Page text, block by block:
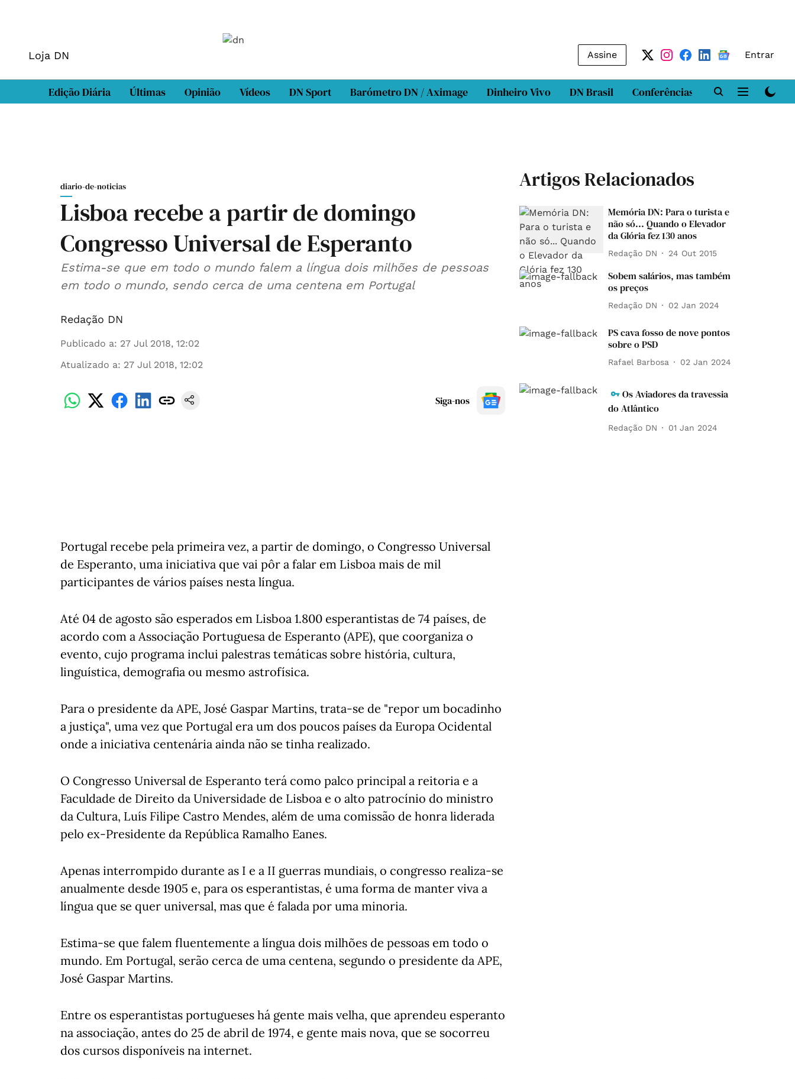
Loja DN Assine Entrar
Edição Diária Últimas Opinião Vídeos DN Sport Barómetro DN / Aximage Dinheiro Vivo DN Brasil Conferências DN LAB
diario-de-noticias
Lisboa recebe a partir de domingo
Congresso Universal de Esperanto
Estima-se que em todo o mundo falem a língua dois milhões de pessoas
em todo o mundo, sendo cerca de uma centena em Portugal
Redação DN
Publicado a: 27 Jul 2018, 12:02
Atualizado a: 27 Jul 2018, 12:02
Siga-nos
Portugal recebe pela primeira vez, a partir de domingo, o Congresso Universal
de Esperanto, uma iniciativa que vai pôr a falar em Lisboa mais de mil
participantes de vários países nesta língua.
Até 04 de agosto são esperados em Lisboa 1.800 esperantistas de 74 países, de
acordo com a Associação Portuguesa de Esperanto (APE), que coorganiza o
evento, cujo programa inclui palestras temáticas sobre história, cultura,
linguística, demografia ou mesmo astrofísica.
Para o presidente da APE, José Gaspar Martins, trata-se de "repor um bocadinho
a justiça", uma vez que Portugal era um dos poucos países da Europa Ocidental
onde a iniciativa centenária ainda não se tinha realizado.
O Congresso Universal de Esperanto terá como palco principal a reitoria e a
Faculdade de Direito da Universidade de Lisboa e o alto patrocínio do ministro
da Cultura, Luís Filipe Castro Mendes, além de uma comissão de honra liderada
pelo ex-Presidente da República Ramalho Eanes.
Apenas interrompido durante as I e a II guerras mundiais, o congresso realiza-se
anualmente desde 1905 e, para os esperantistas, é uma forma de manter viva a
língua que se quer universal, mas que é falada por uma minoria.
Estima-se que falem fluentemente a língua dois milhões de pessoas em todo o
mundo. Em Portugal, serão cerca de uma centena, segundo o presidente da APE,
José Gaspar Martins.
Entre os esperantistas portugueses há gente mais velha, que aprendeu esperanto
na associação, antes do 25 de abril de 1974, e gente mais nova, que se socorreu
dos cursos disponíveis na internet.
Artigos Relacionados
Memória DN: Para o turista e
não só... Quando o Elevador
da Glória fez 130 anos
Redação DN 24 Out 2015
Sobem salários, mas também
os preços
Redação DN 02 Jan 2024
PS cava fosso de nove pontos
sobre o PSD
Rafael Barbosa 02 Jan 2024
Os Aviadores da travessia
do Atlântico
Redação DN 01 Jan 2024